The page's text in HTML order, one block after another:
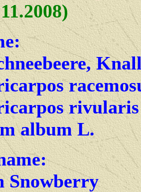
rivularis
album L.
Snowberry